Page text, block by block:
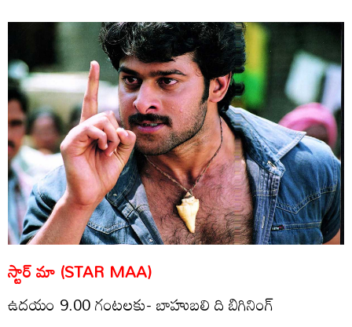
స్టార్ మా (STAR MAA)
ఉదయం 9.00 గంటలకు- బాహుబలి ది బిగినింగ్